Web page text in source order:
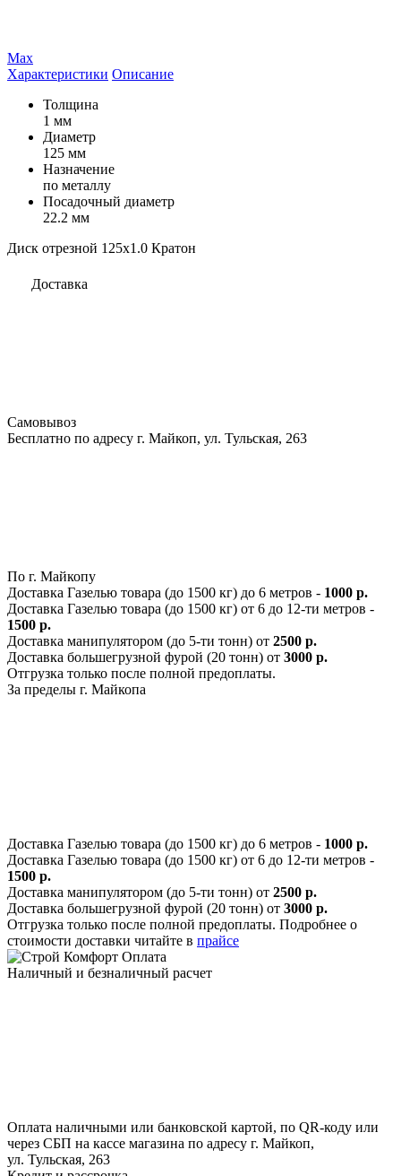
Max
Характеристики Описание
Толщина
1 мм
Диаметр
125 мм
Назначение
по металлу
Посадочный диаметр
22.2 мм
Диск отрезной 125х1.0 Кратон
Доставка
Самовывоз
Бесплатно по адресу г. Майкоп, ул. Тульская, 263
По г. Майкопу
Доставка Газелью товара (до 1500 кг) до 6 метров - 1000 р.
Доставка Газелью товара (до 1500 кг) от 6 до 12-ти метров -
1500 р.
Доставка манипулятором (до 5-ти тонн) от 2500 р.
Доставка большегрузной фурой (20 тонн) от 3000 р.
Отгрузка только после полной предоплаты.
За пределы г. Майкопа
Доставка Газелью товара (до 1500 кг) до 6 метров - 1000 р.
Доставка Газелью товара (до 1500 кг) от 6 до 12-ти метров -
1500 р.
Доставка манипулятором (до 5-ти тонн) от 2500 р.
Доставка большегрузной фурой (20 тонн) от 3000 р.
Отгрузка только после полной предоплаты. Подробнее о
стоимости доставки читайте в прайсе
Оплата
Наличный и безналичный расчет
Оплата наличными или банковской картой, по QR-коду или
через СБП на кассе магазина по адресу г. Майкоп,
ул. Тульская, 263